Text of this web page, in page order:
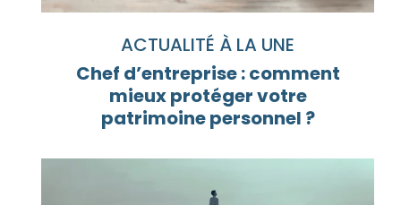
ACTUALITÉ À LA UNE
Chef d’entreprise : comment
mieux protéger votre
patrimoine personnel ?